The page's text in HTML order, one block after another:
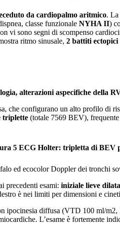
da cardiopalmo aritmico. La
classe funzionale NYHA II)
vi sono segni di scompenso
ritmo sinusale, 2 battiti
alterazioni aspecifiche della
che configurano un alto profilo di
triplette (totale 7569 BEV),
5 ECG Holter: tripletta di BEV
ed ecocolor Doppler dei tronchi
precedenti esami: iniziale lieve
è nei limiti per dimensioni e
ipocinesia diffusa (VTD 100 ml/m2,
L’esame è fortemente